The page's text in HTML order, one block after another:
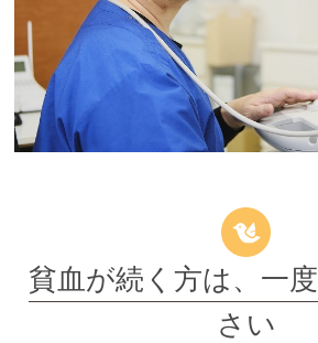
貧血が続く方は、一
さい